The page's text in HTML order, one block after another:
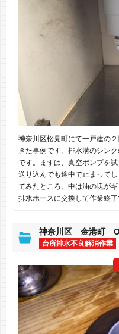
神奈川区松見町にて一戸建の
きた事例です。排水溝のシン
です。まずは、真空ポンプを
送り込んでも途中で止まって
てみたところ、中は油の塊が
排水ホースに交換して作業終
神奈川区 金港町
台所排水不良解消作業